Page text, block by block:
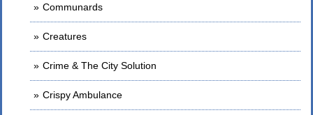
Communards
Creatures
Crime & The City Solution
Crispy Ambulance